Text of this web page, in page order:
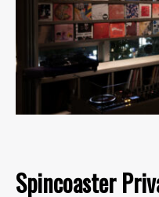
Spincoaster